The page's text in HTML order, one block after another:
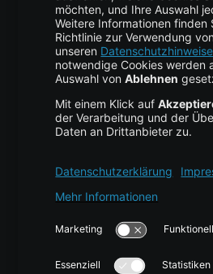
TL;DR2 Was ein VAE leistet –
entwickelt wurde3 Warum
Haben Sie
Fragen,
besonderen
spezielle